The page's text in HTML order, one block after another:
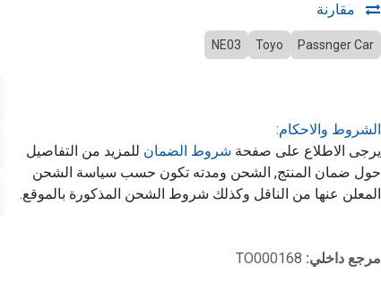
مقارنة
Passnger Car
Toyo
NE03
الشروط والاحكام:
يرجى الاطلاع على صفحة شروط الضمان للمزيد من التفاصيل
حول ضمان المنتج, الشحن ومدته تكون حسب سياسة الشحن
المعلن عنها من الناقل وكذلك شروط الشحن المذكورة بالموقع.
مرجع داخلي: TO000168